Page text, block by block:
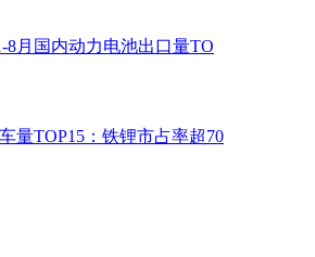
8月国内动力电池出口量TO
量TOP15：铁锂市占率超70